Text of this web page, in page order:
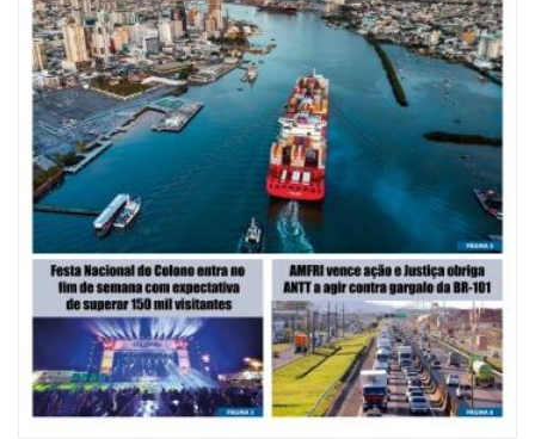
08/08/2026 | 07:00
Saúde de BC abre inscrições para Oficina Regional de Qualidade em
Vigilância Sanitária
PENHA